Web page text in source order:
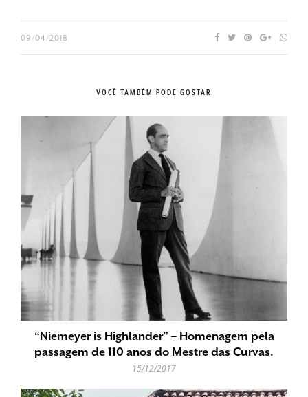
09/04/2018
VOCÊ TAMBÉM PODE GOSTAR
“Niemeyer is Highlander” – Homenagem pela
passagem de 110 anos do Mestre das Curvas.
15/12/2017